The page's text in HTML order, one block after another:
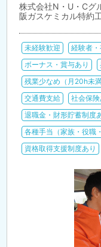
株式会社N・U・C
阪ガスケミカル特約
未経験歓迎 経験者
ボーナス・賞与あり
残業少なめ（月20h未満
交通費支給
社会保険
退職金・財形貯蓄制度
各種手当（家族・役職
資格取得支援制度あり